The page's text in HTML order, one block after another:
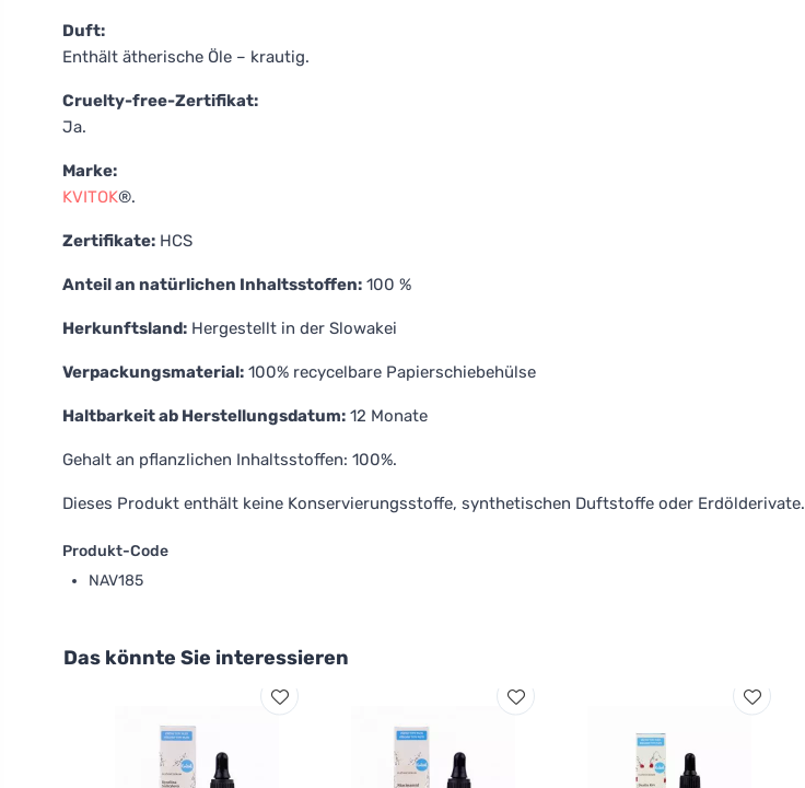
Duft:
Enthält ätherische Öle – krautig.
Cruelty-free-Zertifikat:
Ja.
Marke:
KVITOK®.
Zertifikate: HCS
Anteil an natürlichen Inhaltsstoffen: 100 %
Herkunftsland: Hergestellt in der Slowakei
Verpackungsmaterial: 100% recycelbare Papierschiebehülse
Haltbarkeit ab Herstellungsdatum: 12 Monate
Gehalt an pflanzlichen Inhaltsstoffen: 100%.
Dieses Produkt enthält keine Konservierungsstoffe, synthetischen Duftstoffe oder Erdölderivate.
Produkt-Code
NAV185
Das könnte Sie interessieren